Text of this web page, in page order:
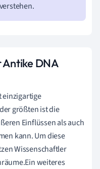
DNA
einzigartige
größten ist die
Einflüssen als auch
kann. Um diese
Wissenschaftler
weiteres